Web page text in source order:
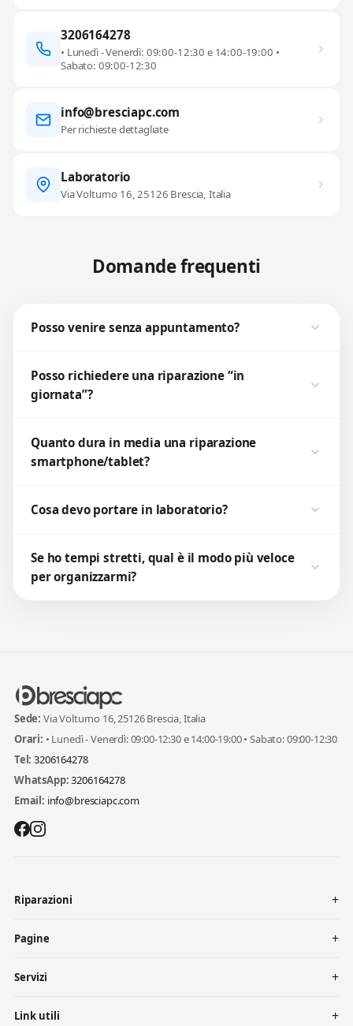
3206164278
• Lunedì - Venerdì: 09:00-12:30 e 14:00-19:00 •
Sabato: 09:00-12:30
info@bresciapc.com
Per richieste dettagliate
Laboratorio
Via Volturno 16, 25126 Brescia, Italia
Domande frequenti
Posso venire senza appuntamento?
Posso richiedere una riparazione “in
giornata”?
Quanto dura in media una riparazione
smartphone/tablet?
Cosa devo portare in laboratorio?
Se ho tempi stretti, qual è il modo più veloce
per organizzarmi?
Sede: Via Volturno 16, 25126 Brescia, Italia
Orari: • Lunedì - Venerdì: 09:00-12:30 e 14:00-19:00 • Sabato: 09:00-12:30
Tel: 3206164278
WhatsApp:3206164278
Email: info@bresciapc.com
Riparazioni
Pagine
Servizi
Link utili